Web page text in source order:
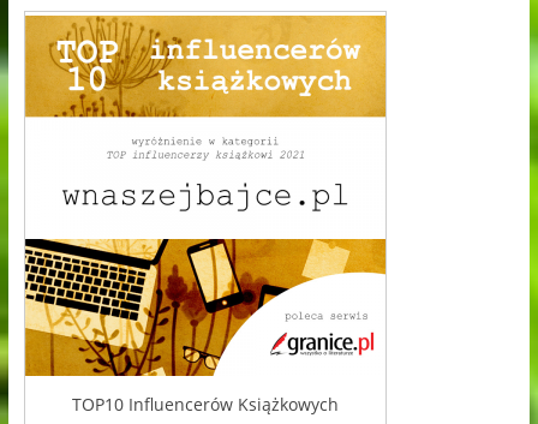
TOP10 Influencerów Książkowych